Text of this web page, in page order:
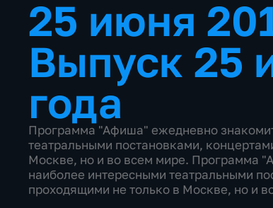
25 июня
Выпуск 25
года
Программа "Афиша" ежедневно
театральными постановками,
Москве, но и во всем мире. Программа
наиболее интересными театральными
проходящими не только в Москве, но и